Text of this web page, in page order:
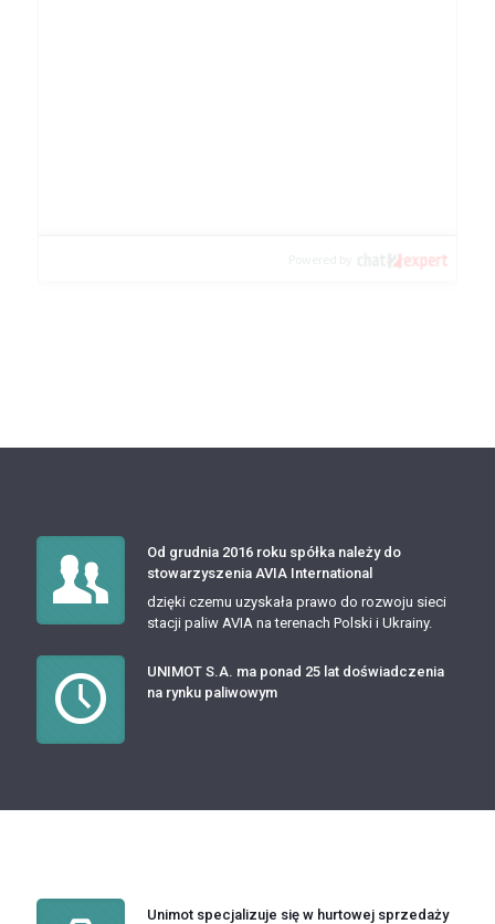
Od grudnia 2016 roku spółka należy do
stowarzyszenia AVIA International
dzięki czemu uzyskała prawo do rozwoju sieci
stacji paliw AVIA na terenach Polski i Ukrainy.
UNIMOT S.A. ma ponad 25 lat doświadczenia
na rynku paliwowym
Unimot specjalizuje się w hurtowej sprzedaży